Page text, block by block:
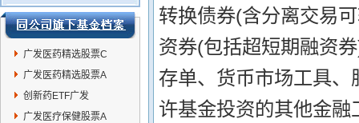
广发医药精选股票C
广发医药精选股票A
创新药ETF广发
广发医疗保健股票A
转换债券(含分离交易
资券(包括超短期融资
存单、货币市场工具
许基金投资的其他金